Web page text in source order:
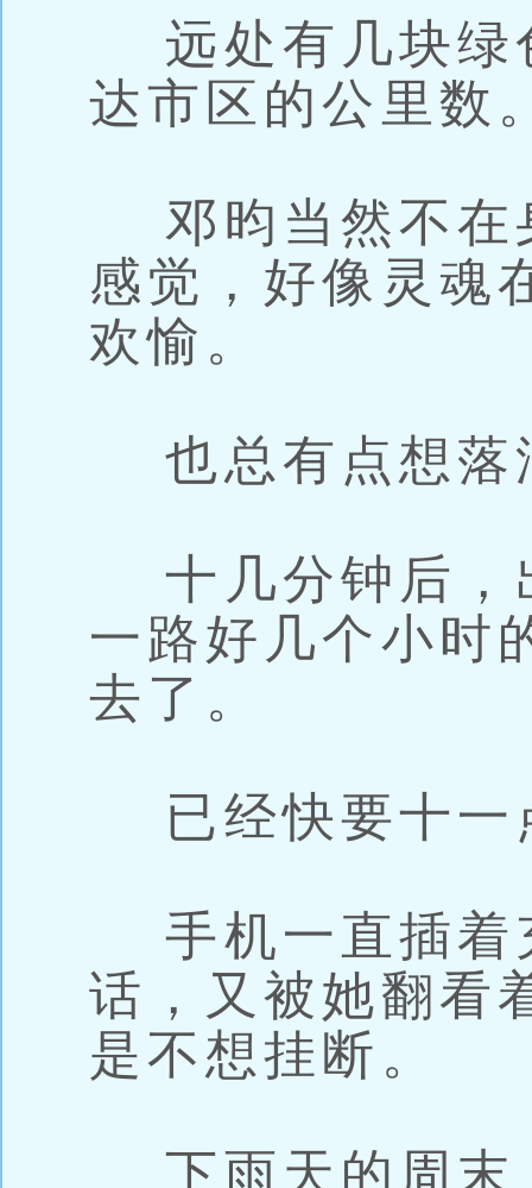
远处有几块绿
达市区的公里数
邓昀当然不在
感觉，好像灵魂
欢愉。
也总有点想落
十几分钟后，
一路好几个小时
去了。
已经快要十一
手机一直插着
话，又被她翻看
是不想挂断。
下雨天的周末